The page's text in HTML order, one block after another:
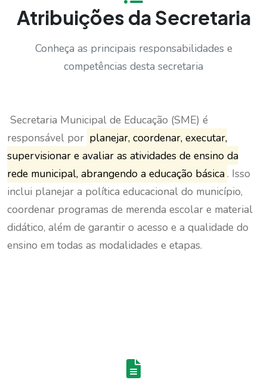
Atribuições da Secretaria
Conheça as principais responsabilidades e
competências desta secretaria
Secretaria Municipal de Educação (SME) é
responsável por planejar, coordenar, executar,
supervisionar e avaliar as atividades de ensino da
rede municipal, abrangendo a educação básica. Isso
inclui planejar a política educacional do município,
coordenar programas de merenda escolar e material
didático, além de garantir o acesso e a qualidade do
ensino em todas as modalidades e etapas.